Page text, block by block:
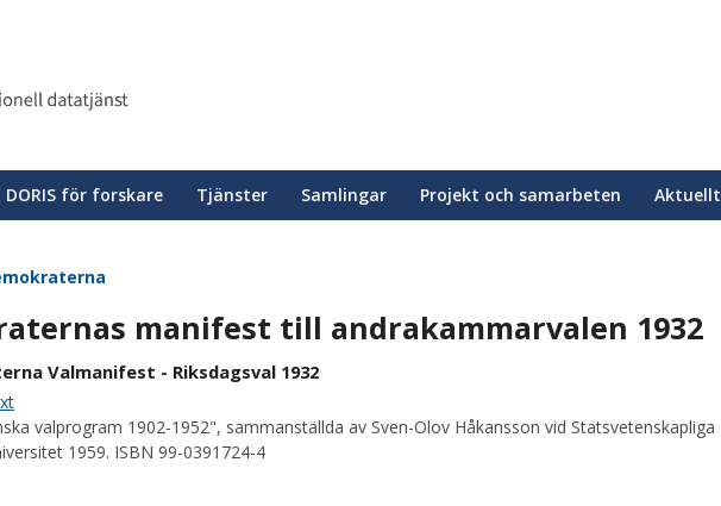
DORIS för forskare Tjänster Samlingar Projekt och samarbeten Aktuellt
manifest till andrakammarvalen 1932
Valmanifest - Riksdagsval 1932
valprogram 1902-1952", sammanställda av Sven-Olov Håkansson vid Statsvetenskapliga
1959. ISBN 99-0391724-4